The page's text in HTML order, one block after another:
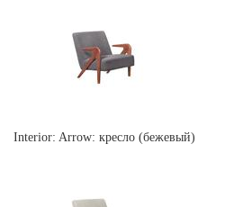
Interior: Arrow: кресло (бежевый)